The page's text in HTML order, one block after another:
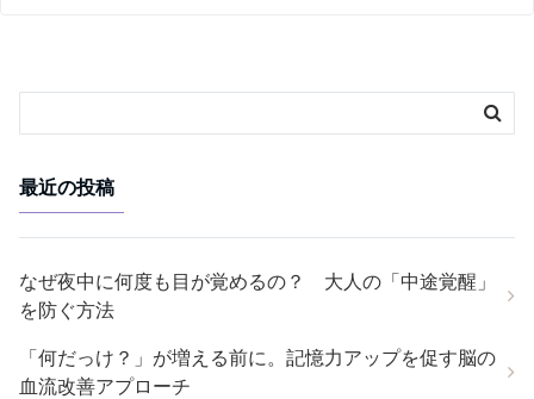
最近の投稿
なぜ夜中に何度も目が覚めるの？ 大人の「中途覚醒」
を防ぐ方法
「何だっけ？」が増える前に。記憶力アップを促す脳の
血流改善アプローチ